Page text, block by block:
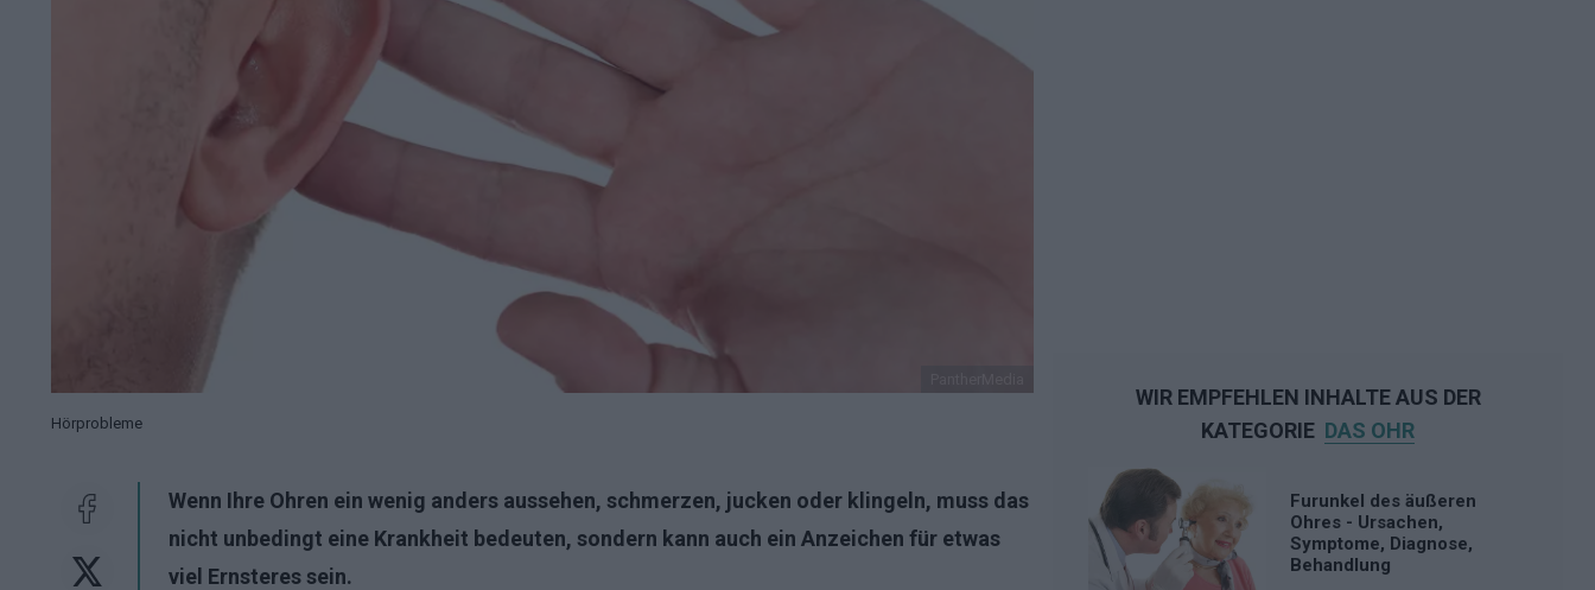
Hörprobleme
Wenn Ihre Ohren ein wenig anders aussehen, schmerzen, jucken oder klingeln, muss das
nicht unbedingt eine Krankheit bedeuten, sondern kann auch ein Anzeichen für etwas
viel Ernsteres sein.
WIR EMPFEHLEN INHALTE AUS DER
KATEGORIE DAS OHR
Furunkel des äußeren
Ohres - Ursachen,
Symptome, Diagnose,
Behandlung